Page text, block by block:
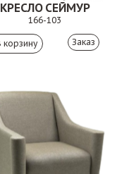
КРЕСЛО СЕЙМУР
166-103
Заказ